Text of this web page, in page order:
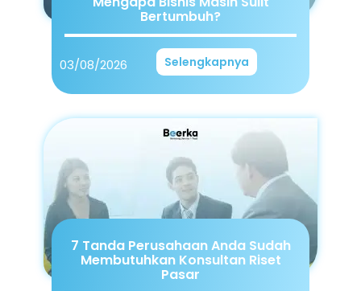
Bertumbuh?
03/08/2026 Selengkapnya
7 Tanda Perusahaan Anda Sudah
Membutuhkan Konsultan Riset
Pasar